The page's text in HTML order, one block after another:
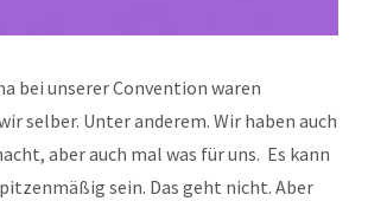
bei unserer Convention waren
selber. Unter anderem. Wir haben auch
aber auch mal was für uns. Es kann
sein. Das geht nicht. Aber